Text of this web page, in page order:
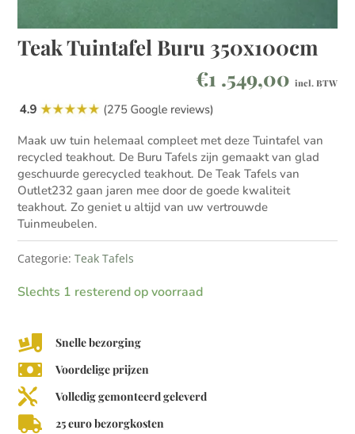
Teak Tuintafel Buru 350x100cm
€1 .549,00 incl. BTW
Maak uw tuin helemaal compleet met deze Tuintafel van
recycled teakhout. De Buru Tafels zijn gemaakt van glad
geschuurde gerecycled teakhout. De Teak Tafels van
Outlet232 gaan jaren mee door de goede kwaliteit
teakhout. Zo geniet u altijd van uw vertrouwde
Tuinmeubelen.
Categorie:Teak Tafels
Slechts 1 resterend op voorraad
 Snelle bezorging
 Voordelige prijzen
 Volledig gemonteerd geleverd
 25 euro bezorgkosten